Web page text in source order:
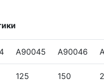
А90045 А90046
125 150